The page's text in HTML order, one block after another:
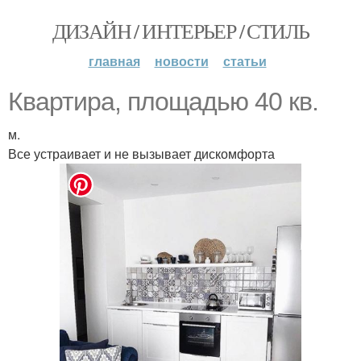
ДИЗАЙН / ИНТЕРЬЕР / СТИЛЬ
главная новости статьи
Квартира, площадью 40 кв.
м.
Все устраивает и не вызывает дискомфорта